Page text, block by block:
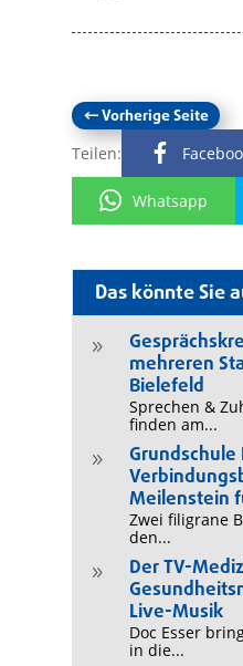
Das könnte Sie
9
mehreren
Bielefeld
Sprechen &
finden am...
9
Meilenstein
Zwei filigrane
den...
9
Der TV-
Live-Musik
Doc Esser
in die...
←Vorherige Seite
Teilen:
Whatsapp